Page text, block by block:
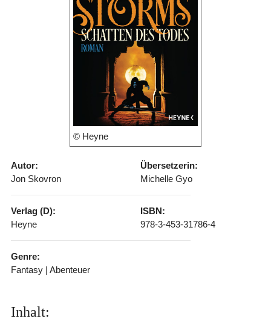
© Heyne
Autor:
Jon Skovron
Übersetzerin:
Michelle Gyo
Verlag (D):
Heyne
ISBN:
978-3-453-31786-4
Genre:
Fantasy | Abenteuer
Inhalt: